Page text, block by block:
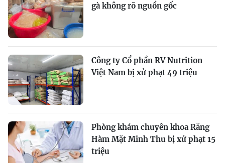
gà không rõ nguồn gốc
Công ty Cổ phần RV Nutrition
Việt Nam bị xử phạt 49 triệu
Phòng khám chuyên khoa Răng
Hàm Mặt Minh Thu bị xử phạt 15
triệu